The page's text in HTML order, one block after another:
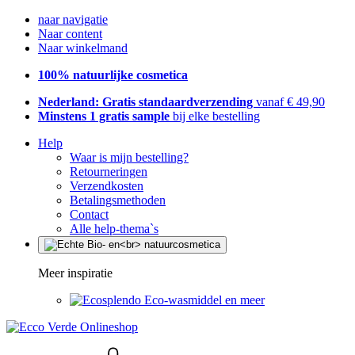
naar navigatie
Naar content
Naar winkelmand
100% natuurlijke cosmetica
Nederland: Gratis standaardverzending vanaf € 49,90
Minstens 1 gratis sample bij elke bestelling
Help
Waar is mijn bestelling?
Retourneringen
Verzendkosten
Betalingsmethoden
Contact
Alle help-thema`s
Meer inspiratie
Eco-wasmiddel en meer